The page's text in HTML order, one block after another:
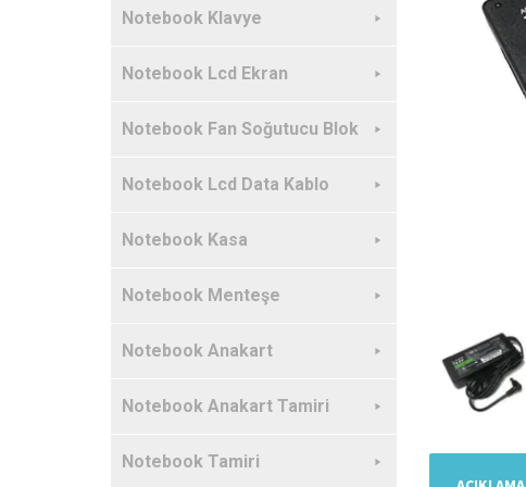
Notebook Klavye
Notebook Lcd Ekran
Notebook Fan Soğutucu Blok
Notebook Lcd Data Kablo
Notebook Kasa
Notebook Menteşe
Notebook Anakart
Notebook Anakart Tamiri
Notebook Tamiri